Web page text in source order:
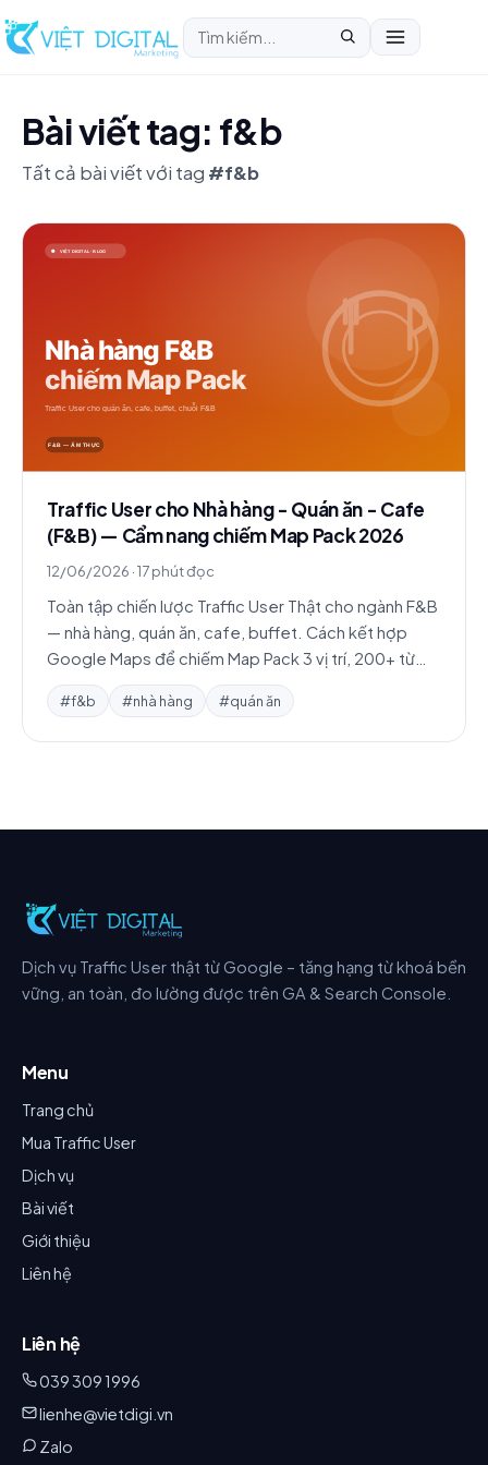
Bài viết tag: f&b
Tất cả bài viết với tag #f&b
Traffic User cho Nhà hàng - Quán ăn - Cafe
(F&B) — Cẩm nang chiếm Map Pack 2026
12/06/2026 ·17 phút đọc
Toàn tập chiến lược Traffic User Thật cho ngành F&B
— nhà hàng, quán ăn, cafe, buffet. Cách kết hợp
Google Maps để chiếm Map Pack 3 vị trí, 200+ từ
khoá, case study chuỗi và quán độc lập.
#f&b #nhà hàng #quán ăn
Dịch vụ Traffic User thật từ Google – tăng hạng từ khoá bền
vững, an toàn, đo lường được trên GA & Search Console.
Menu
Trang chủ
Mua Traffic User
Dịch vụ
Bài viết
Giới thiệu
Liên hệ
Liên hệ
039 309 1996
lienhe@vietdigi.vn
Zalo